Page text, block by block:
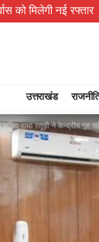
उत्तराखंड में
उत्तराखंड
राधा रतूड़ी ने केन्द्रीय गृह